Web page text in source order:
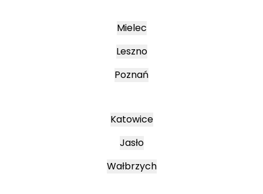
Mielec
Leszno
Poznań
Katowice
Jasło
Wałbrzych